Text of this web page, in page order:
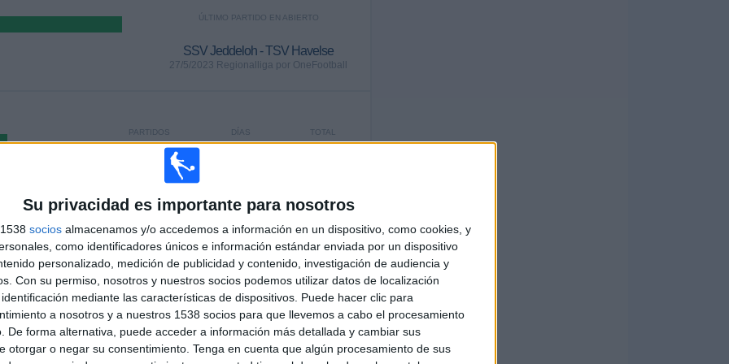
Su privacidad es importante para nosotros
socios almacenamos y/o accedemos a información en un dispositivo, como cookies, y
como identificadores únicos e información estándar enviada por un dispositivo
personalizado, medición de publicidad y contenido, investigación de audiencia y
Con su permiso, nosotros y nuestros socios podemos utilizar datos de localización
mediante las características de dispositivos. Puede hacer clic para
a nosotros y a nuestros 1538 socios para que llevemos a cabo el procesamiento
De forma alternativa, puede acceder a información más detallada y cambiar sus
otorgar o negar su consentimiento. Tenga en cuenta que algún procesamiento de sus
ÚLTIMO PARTIDO EN ABIERTO
SSV Jeddeloh - TSV Havelse
27/5/2023 Regionalliga por OneFootball
TOTAL
DÍAS
PARTIDOS
CONSECUTIVOS
TOTAL
23
RIVALES
MÁXIMO
3
VS BSV
Rehden
TOTAL
1
COMPETICIONES
RANKING POR COMPETICIONES
Regionalliga 33 (100%)